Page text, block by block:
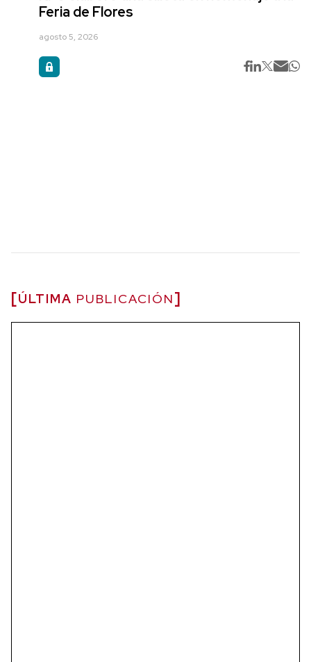
Feria de Flores
agosto 5, 2026
ÚLTIMA PUBLICACIÓN